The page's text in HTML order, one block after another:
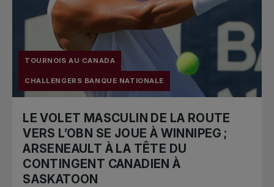
TOURNOIS AU CANADA
CHALLENGERS BANQUE NATIONALE
LE VOLET MASCULIN DE LA ROUTE
VERS L’OBN SE JOUE À WINNIPEG ;
ARSENEAULT À LA TÊTE DU
CONTINGENT CANADIEN À
SASKATOON